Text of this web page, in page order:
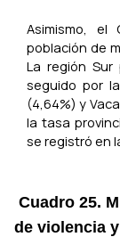
Asimismo,
población de
La región
seguido por
(4,64%) y
la tasa
se registró en
Cuadro 25.
de violencia